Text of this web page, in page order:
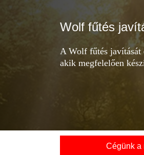
Wolf fűtés
A Wolf fűtés javítását
akik megfelelően
Cégünk a